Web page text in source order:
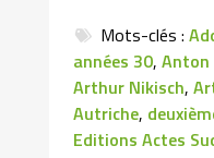
Mots-clés :
années 30,Anton
Arthur Nikisch,
Autriche,
Editions Actes